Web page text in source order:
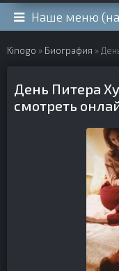
Наше меню
Kinogo » Биография »
День Питера
смотреть